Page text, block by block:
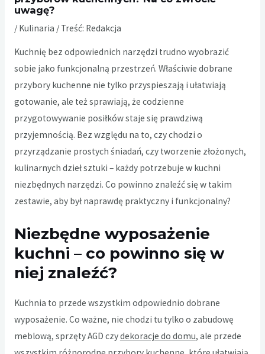
uwagę?
/ Kulinaria / Treść: Redakcja
Kuchnię bez odpowiednich narzędzi trudno wyobrazić
sobie jako funkcjonalną przestrzeń. Właściwie dobrane
przybory kuchenne nie tylko przyspieszają i ułatwiają
gotowanie, ale też sprawiają, że codzienne
przygotowywanie posiłków staje się prawdziwą
przyjemnością. Bez względu na to, czy chodzi o
przyrządzanie prostych śniadań, czy tworzenie złożonych,
kulinarnych dzieł sztuki – każdy potrzebuje w kuchni
niezbędnych narzędzi. Co powinno znaleźć się w takim
zestawie, aby był naprawdę praktyczny i funkcjonalny?
Niezbędne wyposażenie
kuchni – co powinno się w
niej znaleźć?
Kuchnia to przede wszystkim odpowiednio dobrane
wyposażenie. Co ważne, nie chodzi tu tylko o zabudowę
meblową, sprzęty AGD czydekoracje do domu, ale przede